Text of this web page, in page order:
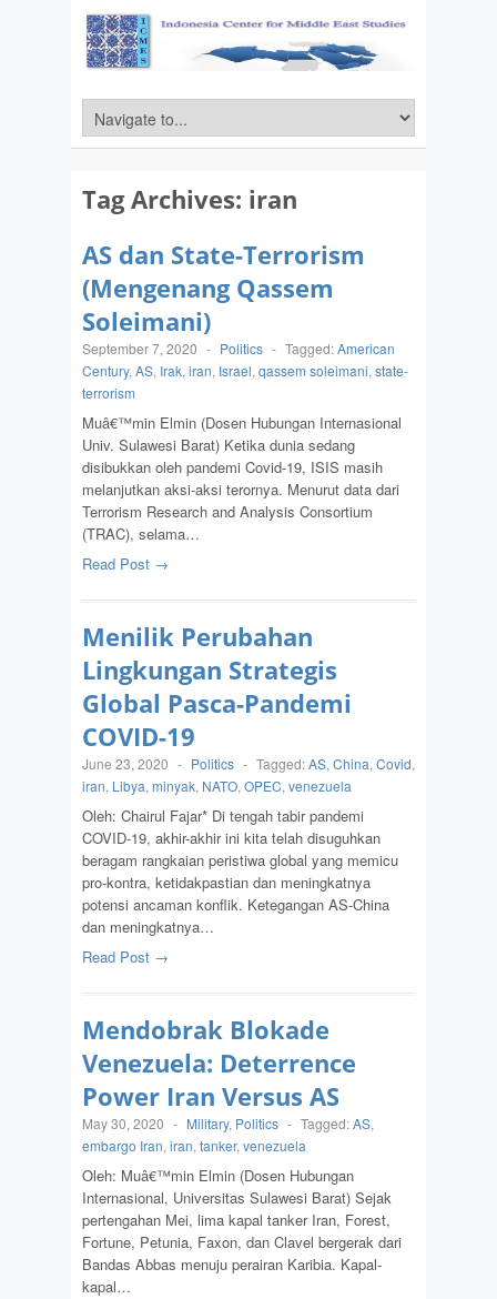
Tag Archives: iran
AS dan State-Terrorism
(Mengenang Qassem
Soleimani)
September 7, 2020 - Politics - Tagged:American
Century, AS, Irak, iran, Israel, qassem soleimani, state-
terrorism
Muâ€™min Elmin (Dosen Hubungan Internasional
Univ. Sulawesi Barat) Ketika dunia sedang
disibukkan oleh pandemi Covid-19, ISIS masih
melanjutkan aksi-aksi terornya. Menurut data dari
Terrorism Research and Analysis Consortium
(TRAC), selama…
Read Post →
Menilik Perubahan
Lingkungan Strategis
Global Pasca-Pandemi
COVID-19
June 23, 2020 - Politics - Tagged:AS, China, Covid,
iran, Libya, minyak, NATO, OPEC, venezuela
Oleh: Chairul Fajar* Di tengah tabir pandemi
COVID-19, akhir-akhir ini kita telah disuguhkan
beragam rangkaian peristiwa global yang memicu
pro-kontra, ketidakpastian dan meningkatnya
potensi ancaman konflik. Ketegangan AS-China
dan meningkatnya…
Read Post →
Mendobrak Blokade
Venezuela: Deterrence
Power Iran Versus AS
May 30, 2020 - Military, Politics - Tagged:AS,
embargo Iran, iran, tanker, venezuela
Oleh: Muâ€™min Elmin (Dosen Hubungan
Internasional, Universitas Sulawesi Barat) Sejak
pertengahan Mei, lima kapal tanker Iran, Forest,
Fortune, Petunia, Faxon, dan Clavel bergerak dari
Bandas Abbas menuju perairan Karibia. Kapal-
kapal…